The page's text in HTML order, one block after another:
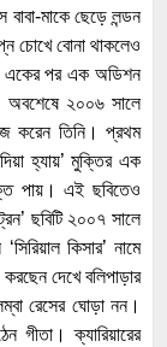
বাবা-মাকে ছেড়ে লন্ডন
চোখে বোনা থাকলেও
একের পর এক অডিশন
অবশেষে ২০০৬ সালে
করেন তিনি। প্রথম
হ্যায়’ মুক্তির এক
পায়। এই ছবিতেও
ছবিটি ২০০৭ সালে
কিসার’ নামে
দেখে বলিপাড়ার
রেসের ঘোড়া নন।
গীতা। ক্যারিয়ারের